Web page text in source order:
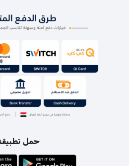
حمل